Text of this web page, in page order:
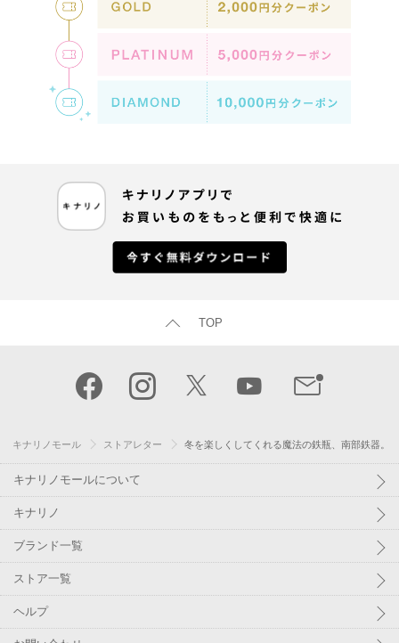
TOP
キナリノモール ストアレター 冬を楽しくしてくれる魔法の鉄瓶、南部鉄器。
キナリノモールについて
キナリノ
ブランド一覧
ストア一覧
ヘルプ